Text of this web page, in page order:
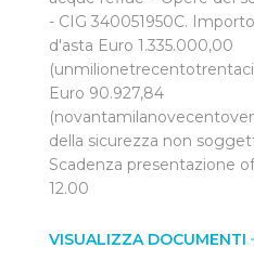
- CIG 340051950C.
d'asta Euro 1.335.000,00
Euro 90.927,84
della sicurezza non
Scadenza presentazione
12.00
VISUALIZZA DOCUMENTI